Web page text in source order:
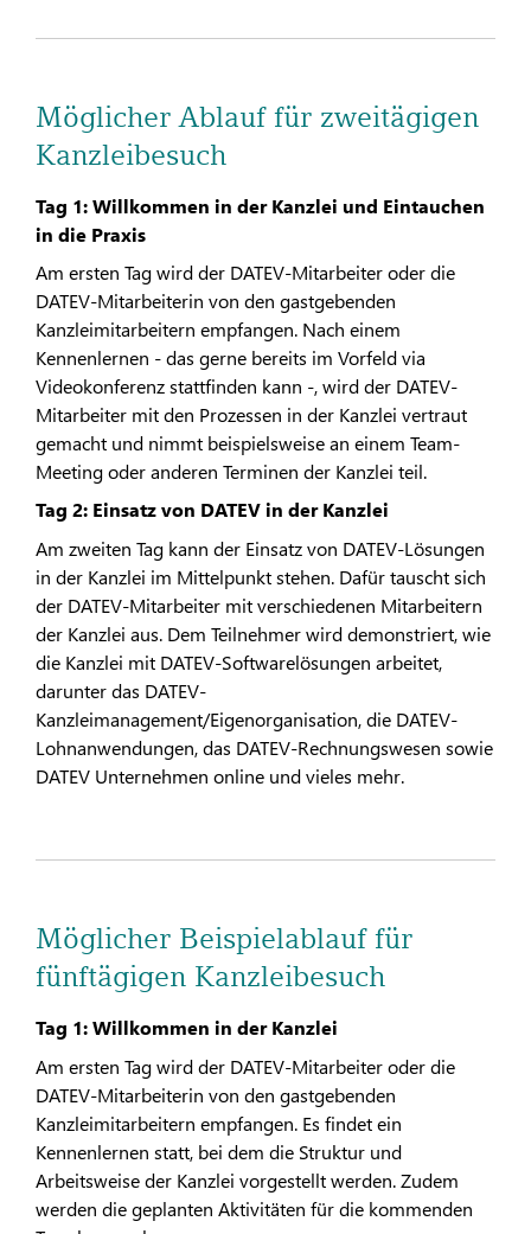
Möglicher Ablauf für zweitägigen
Kanzleibesuch
Tag 1: Willkommen in der Kanzlei und Eintauchen
in die Praxis
Am ersten Tag wird der DATEV-Mitarbeiter oder die
DATEV-Mitarbeiterin von den gastgebenden
Kanzleimitarbeitern empfangen. Nach einem
Kennenlernen - das gerne bereits im Vorfeld via
Videokonferenz stattfinden kann -, wird der DATEV-
Mitarbeiter mit den Prozessen in der Kanzlei vertraut
gemacht und nimmt beispielsweise an einem Team-
Meeting oder anderen Terminen der Kanzlei teil.
Tag 2: Einsatz von DATEV in der Kanzlei
Am zweiten Tag kann der Einsatz von DATEV-Lösungen
in der Kanzlei im Mittelpunkt stehen. Dafür tauscht sich
der DATEV-Mitarbeiter mit verschiedenen Mitarbeitern
der Kanzlei aus. Dem Teilnehmer wird demonstriert, wie
die Kanzlei mit DATEV-Softwarelösungen arbeitet,
darunter das DATEV-
Kanzleimanagement/Eigenorganisation, die DATEV-
Lohnanwendungen, das DATEV-Rechnungswesen sowie
DATEV Unternehmen online und vieles mehr.
Möglicher Beispielablauf für
fünftägigen Kanzleibesuch
Tag 1: Willkommen in der Kanzlei
Am ersten Tag wird der DATEV-Mitarbeiter oder die
DATEV-Mitarbeiterin von den gastgebenden
Kanzleimitarbeitern empfangen. Es findet ein
Kennenlernen statt, bei dem die Struktur und
Arbeitsweise der Kanzlei vorgestellt werden. Zudem
werden die geplanten Aktivitäten für die kommenden